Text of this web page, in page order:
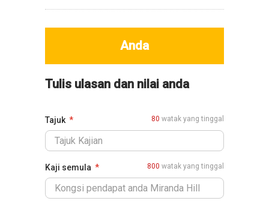
Anda
Tulis ulasan dan nilai anda
Tajuk 80 watak yang tinggal
Kaji semula 800 watak yang tinggal